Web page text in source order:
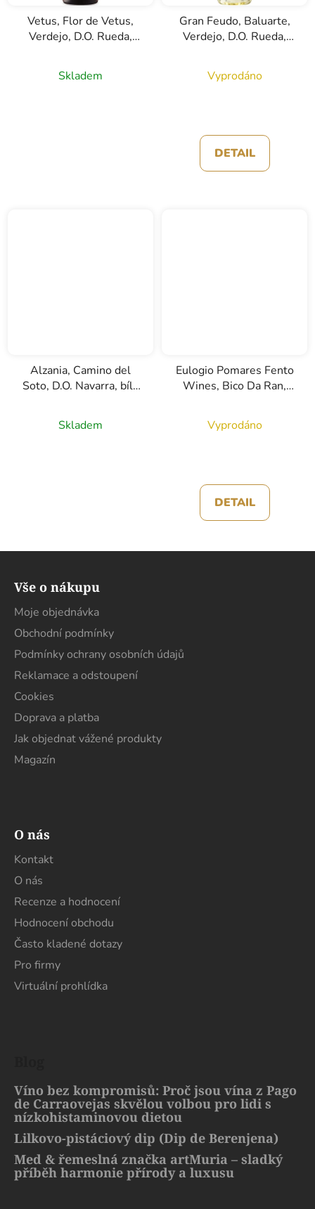
Vetus, Flor de Vetus,
Verdejo, D.O. Rueda,
Skladem
Gran Feudo, Baluarte,
Verdejo, D.O. Rueda,
Vyprodáno
DETAIL
Alzania, Camino del
Soto, D.O. Navarra, bílé
Skladem
Eulogio Pomares Fento
Wines, Bico Da Ran,
víno, 0,75l
Vyprodáno
DETAIL
Vše o nákupu
Moje objednávka
Obchodní podmínky
Podmínky ochrany osobních údajů
Reklamace a odstoupení
Cookies
Doprava a platba
Jak objednat vážené produkty
Magazín
O nás
Kontakt
O nás
Recenze a hodnocení
Hodnocení obchodu
Často kladené dotazy
Pro firmy
Virtuální prohlídka
Víno bez kompromisů: Proč jsou vína z Pago
de Carraovejas skvělou volbou pro lidi s
nízkohistaminovou dietou
Lilkovo-pistáciový dip (Dip de Berenjena)
Med & řemeslná značka artMuria – sladký
příběh harmonie přírody a luxusu